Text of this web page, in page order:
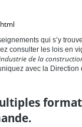
qui s’y
consulter les lois en
de la
avec la Direction